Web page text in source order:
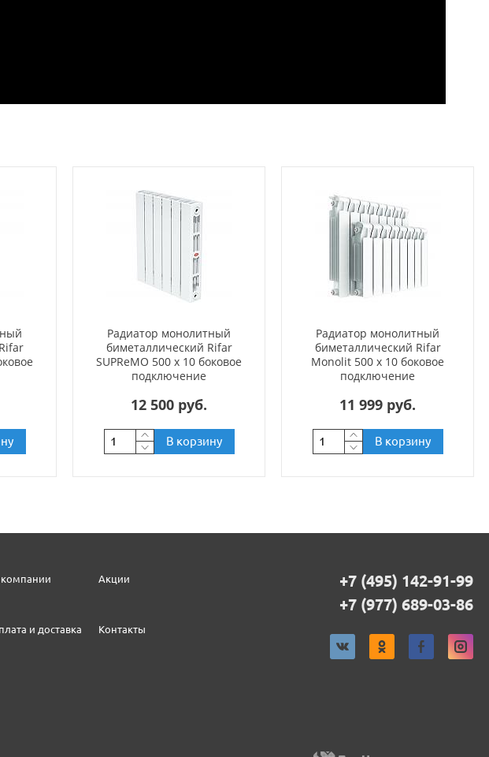
Радиатор монолитный
биметаллический Rifar
SUPReMO 500 x 10 боковое
подключение
12 500 руб.
В корзину
Радиатор монолитный
биметаллический Rifar
Monolit 500 x 10 боковое
подключение
11 999 руб.
В корзину
Акции
и доставка Контакты
+7 (495) 142-91-99
+7 (977) 689-03-86